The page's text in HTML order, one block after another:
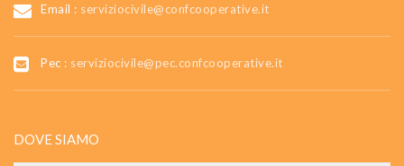
Email : serviziocivile@confcooperative.it
Pec : serviziocivile@pec.confcooperative.it
DOVE SIAMO